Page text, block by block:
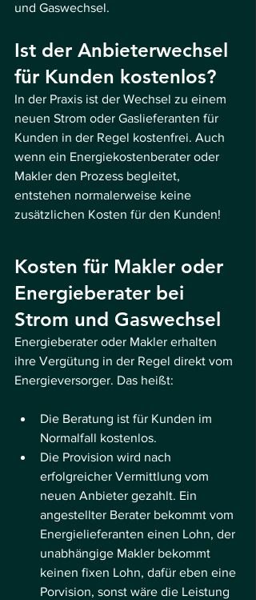
und Gaswechsel.
Ist der Anbieterwechsel
für Kunden kostenlos?
In der Praxis ist der Wechsel zu einem
neuen Strom oder Gaslieferanten für
Kunden in der Regel kostenfrei. Auch
wenn ein Energiekostenberater oder
Makler den Prozess begleitet,
entstehen normalerweise keine
zusätzlichen Kosten für den Kunden!
Kosten für Makler oder
Energieberater bei
Strom und Gaswechsel
Energieberater oder Makler erhalten
ihre Vergütung in der Regel direkt vom
Energieversorger. Das heißt:
Die Beratung ist für Kunden im
Normalfall kostenlos.
Die Provision wird nach
erfolgreicher Vermittlung vom
neuen Anbieter gezahlt. Ein
angestellter Berater bekommt vom
Energielieferanten einen Lohn, der
unabhängige Makler bekommt
keinen fixen Lohn, dafür eben eine
Porvision, sonst wäre die Leistung